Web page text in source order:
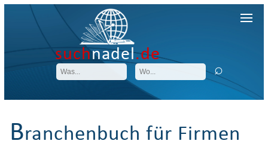
suchnadel.de
Branchenbuch für Firmen